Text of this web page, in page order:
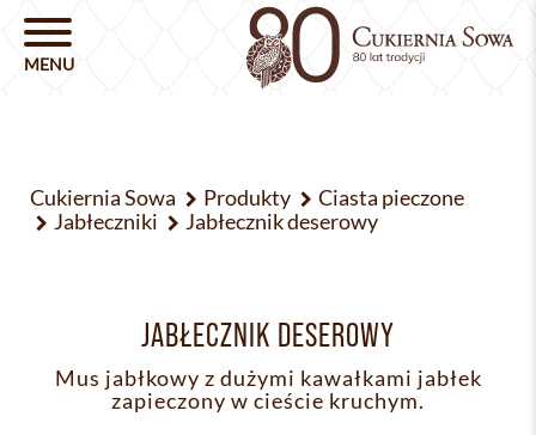
Cukiernia Sowa Produkty
Ciasta pieczone
Jabłeczniki
Jabłecznik deserowy
JABŁECZNIK DESEROWY
Mus jabłkowy z dużymi kawałkami jabłek
zapieczony w cieście kruchym.